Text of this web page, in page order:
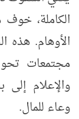
الكاملة،
الأوهام.
مجتمعات
والإعلام إلى
وعاء للمال.